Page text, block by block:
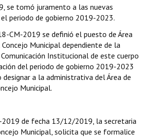
Públicas
Presidencia
se tomó juramento a las nuevas
periodo de gobierno 2019-2023.
CM-2019 se definió el puesto de Área
Municipal dependiente de la
Institucional de este cuerpo
del periodo de gobierno 2019-2023
designar a la administrativa del Área de
Municipal.
de fecha 13/12/2019, la secretaria
Municipal, solicita que se formalice